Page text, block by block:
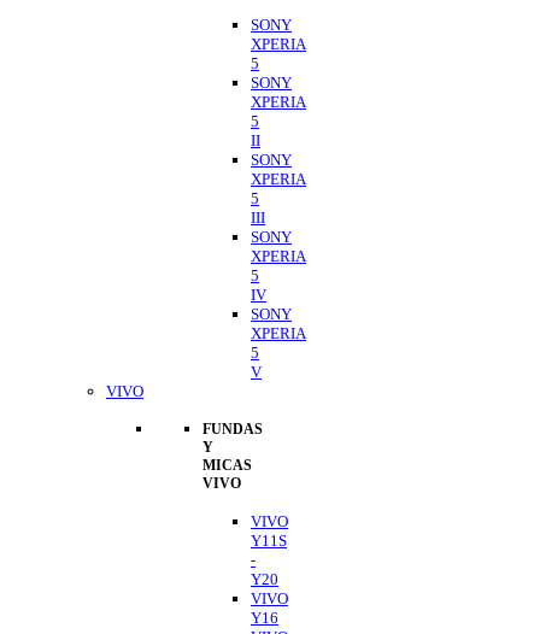
SONY
XPERIA
5
SONY
XPERIA
5
II
SONY
XPERIA
5
III
SONY
XPERIA
5
IV
SONY
XPERIA
5
V
VIVO
FUNDAS
Y
MICAS
VIVO
VIVO
Y11S
-
Y20
VIVO
Y16